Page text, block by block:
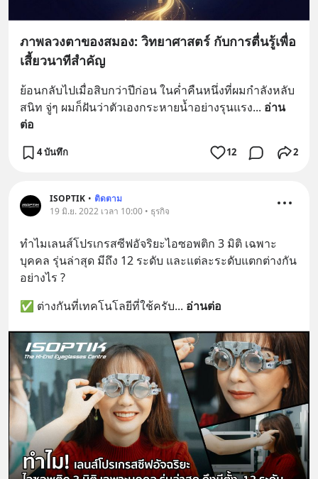
ภาพลวงตาของสมอง: วิทยาศาสตร์ กับการตื่นรู้เพื่อ
เสี้ยวนาทีสำคัญ
ย้อนกลับไปเมื่อสิบกว่าปีก่อน ในค่ำคืนหนึ่งที่ผมกำลังหลับ
สนิท จู่ๆ ผมก็ฝันว่าตัวเองกระหายน้ำอย่างรุนแรง... อ่าน
ต่อ
4 บันทึก 12 2
ISOPTIK • ติดตาม
19 มิ.ย. 2022 เวลา 10:00 • ธุรกิจ
ทำไมเลนส์โปรเกรสซีฟอัจริยะไอซอพติก 3 มิติ เฉพาะ
บุคคล รุ่นล่าสุด มีถึง 12 ระดับ และแต่ละระดับแตกต่างกัน
อย่างไร ?
✅ ต่างกันที่เทคโนโลยีที่ใช้ครับ... อ่านต่อ